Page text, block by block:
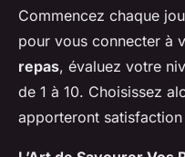
Commencez chaque
pour vous connecter à
repas, évaluez votre
de 1 à 10. Choisissez
apporteront